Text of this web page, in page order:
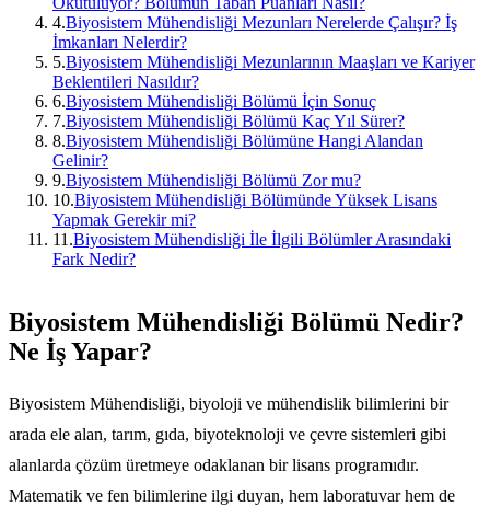
4.Biyosistem Mühendisliği Mezunları Nerelerde Çalışır? İş
İmkanları Nelerdir?
5.Biyosistem Mühendisliği Mezunlarının Maaşları ve Kariyer
Beklentileri Nasıldır?
6.Biyosistem Mühendisliği Bölümü İçin Sonuç
7.Biyosistem Mühendisliği Bölümü Kaç Yıl Sürer?
8.Biyosistem Mühendisliği Bölümüne Hangi Alandan
Gelinir?
9.Biyosistem Mühendisliği Bölümü Zor mu?
10.Biyosistem Mühendisliği Bölümünde Yüksek Lisans
Yapmak Gerekir mi?
11 .Biyosistem Mühendisliği İle İlgili Bölümler Arasındaki
Fark Nedir?
Biyosistem Mühendisliği Bölümü Nedir?
Ne İş Yapar?
Biyosistem Mühendisliği, biyoloji ve mühendislik bilimlerini bir
arada ele alan, tarım, gıda, biyoteknoloji ve çevre sistemleri gibi
alanlarda çözüm üretmeye odaklanan bir lisans programıdır.
Matematik ve fen bilimlerine ilgi duyan, hem laboratuvar hem de